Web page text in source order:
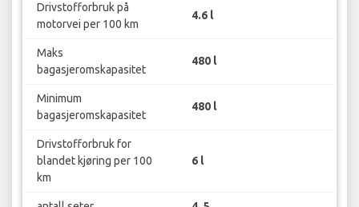
Drivstofforbruk på
motorvei per 100 km
4.6 l
Maks
bagasjeromskapasitet
480 l
Minimum
bagasjeromskapasitet
480 l
Drivstofforbruk for
blandet kjøring per 100
km
6 l